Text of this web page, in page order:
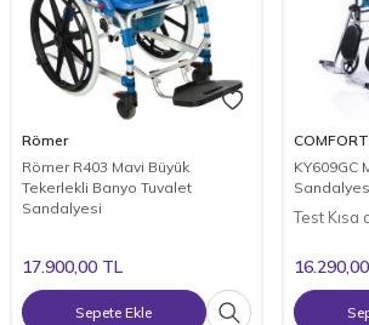
Römer
Römer R403 Mavi Büyük
Tekerlekli Banyo Tuvalet
Sandalyesi
17.900,00 TL
Sepete Ekle
KY609GC
Test Kısa
16.290,00